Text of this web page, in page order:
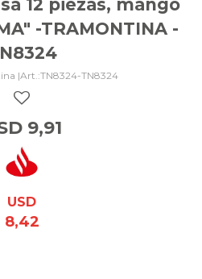
12 piezas, mango
-TRAMONTINA -
| TN8324-TN8324
9,91
USD
8,42